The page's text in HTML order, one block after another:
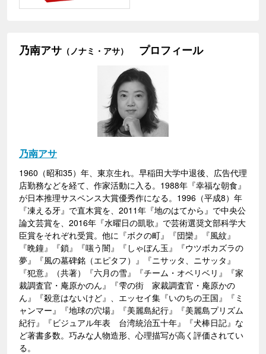
乃南アサ （ノナミ・アサ） プロフィール
乃南アサ
1960（昭和35）年、東京生れ。早稲田大学中退後、広告代理
店勤務などを経て、作家活動に入る。1988年『幸福な朝食』
が日本推理サスペンス大賞優秀作になる。1996（平成8）年
『凍える牙』で直木賞を、2011年『地のはてから』で中央公
論文芸賞を、2016年『水曜日の凱歌』で芸術選奨文部科学大
臣賞をそれぞれ受賞。他に『ボクの町』『団欒』『風紋』
『晩鐘』『鎖』『嗤う闇』『しゃぼん玉』『ウツボカズラの
夢』『風の墓碑銘（エピタフ）』『ニサッタ、ニサッタ』
『犯意』（共著）『六月の雪』『チーム・オベリベリ』『家
裁調査官・庵原かのん』『雫の街 家裁調査官・庵原かの
ん』『殺意はないけど』、エッセイ集『いのちの王国』『ミ
ャンマー』『地球の穴場』『美麗島紀行』『美麗島プリズム
紀行』『ビジュアル年表 台湾統治五十年』『犬棒日記』な
ど著書多数。巧みな人物造形、心理描写が高く評価されてい
る。